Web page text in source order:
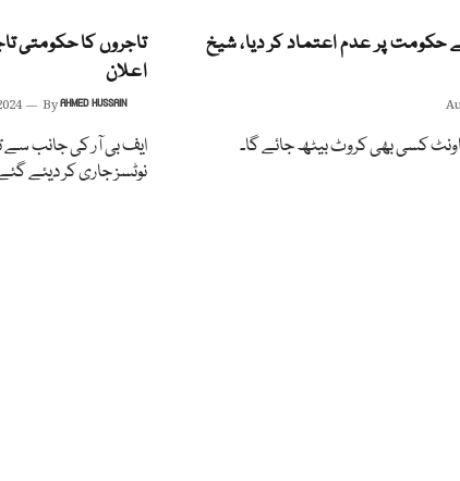
حکومت پر عدم اعتماد کر دیا، شیخ
تاجروں کا حکومتی
اعلان
ByAHMED HUSSAIN
ایف بی آر کی جانب
نوٹسز جاری کر دیئے